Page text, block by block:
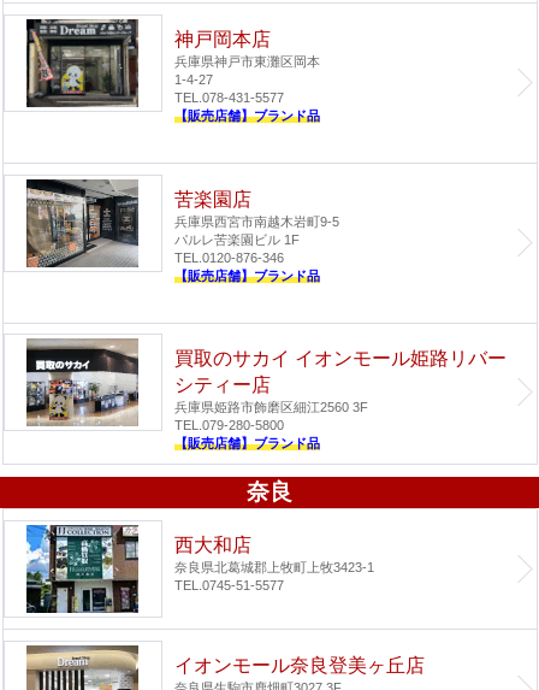
神戸岡本店
兵庫県神戸市東灘区岡本
1-4-27
TEL.078-431-5577
【販売店舗】ブランド品
苦楽園店
兵庫県西宮市南越木岩町9-5
パルレ苦楽園ビル 1F
TEL.0120-876-346
【販売店舗】ブランド品
買取のサカイ イオンモール姫路リバー
シティー店
兵庫県姫路市飾磨区細江2560 3F
TEL.079-280-5800
【販売店舗】ブランド品
奈良
西大和店
奈良県北葛城郡上牧町上牧3423-1
TEL.0745-51-5577
イオンモール奈良登美ヶ丘店